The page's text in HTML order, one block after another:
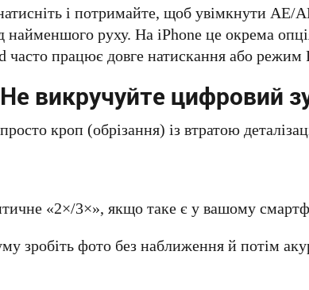
і потримайте, щоб увімкнути AE/
найменшого руху. На iPhone це окрема
часто працює довге натискання або режим
викручуйте цифровий
кроп (обрізання) із втратою
«2×/3×», якщо таке є у вашому
зробіть фото без наближення й потім